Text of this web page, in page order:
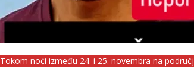
Tokom noći između 24. i 25. novembra na